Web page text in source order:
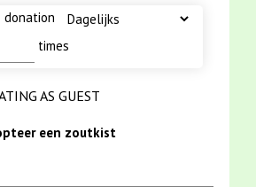
donation
times
AS GUEST
een zoutkist